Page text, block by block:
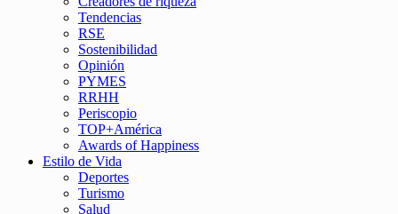
Tendencias
RSE
Sostenibilidad
Opinión
PYMES
RRHH
Periscopio
TOP+América
Awards of Happiness
Estilo de Vida
Deportes
Turismo
Salud